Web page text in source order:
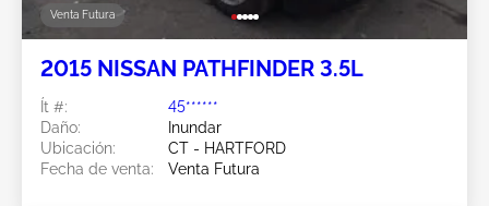
Venta Futura
2015 NISSAN PATHFINDER 3.5L
Ít #:
45******
Daño:
Inundar
Ubicación:
CT - HARTFORD
Fecha de venta:
Venta Futura